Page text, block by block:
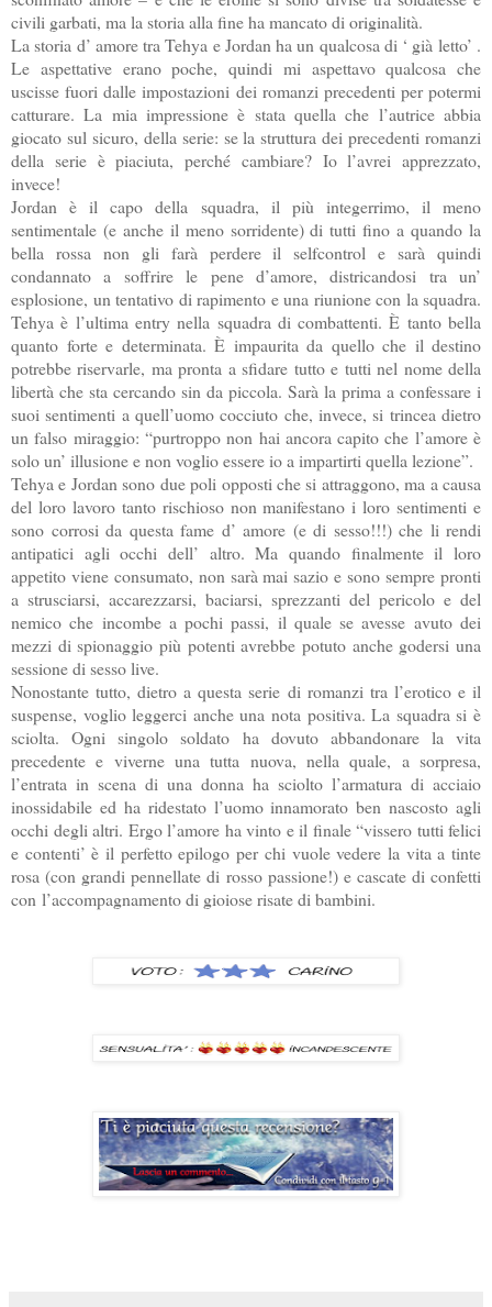
civili garbati, ma la storia alla fine ha mancato di originalità.
La storia d’ amore tra Tehya e Jordan ha un qualcosa di ‘ già letto’ .
Le aspettative erano poche, quindi mi aspettavo qualcosa che
uscisse fuori dalle impostazioni dei romanzi precedenti per potermi
catturare. La mia impressione è stata quella che l’autrice abbia
giocato sul sicuro, della serie: se la struttura dei precedenti romanzi
della serie è piaciuta, perché cambiare? Io l’avrei apprezzato,
invece!
Jordan è il capo della squadra, il più integerrimo, il meno
sentimentale (e anche il meno sorridente) di tutti fino a quando la
bella rossa non gli farà perdere il selfcontrol e sarà quindi
condannato a soffrire le pene d’amore, districandosi tra un’
esplosione, un tentativo di rapimento e una riunione con la squadra.
Tehya è l’ultima entry nella squadra di combattenti. È tanto bella
quanto forte e determinata. È impaurita da quello che il destino
potrebbe riservarle, ma pronta a sfidare tutto e tutti nel nome della
libertà che sta cercando sin da piccola. Sarà la prima a confessare i
suoi sentimenti a quell’uomo cocciuto che, invece, si trincea dietro
un falso miraggio: “purtroppo non hai ancora capito che l’amore è
solo un’ illusione e non voglio essere io a impartirti quella lezione”.
Tehya e Jordan sono due poli opposti che si attraggono, ma a causa
del loro lavoro tanto rischioso non manifestano i loro sentimenti e
sono corrosi da questa fame d’ amore (e di sesso!!!) che li rendi
antipatici agli occhi dell’ altro. Ma quando finalmente il loro
appetito viene consumato, non sarà mai sazio e sono sempre pronti
a strusciarsi, accarezzarsi, baciarsi, sprezzanti del pericolo e del
nemico che incombe a pochi passi, il quale se avesse avuto dei
mezzi di spionaggio più potenti avrebbe potuto anche godersi una
sessione di sesso live.
Nonostante tutto, dietro a questa serie di romanzi tra l’erotico e il
suspense, voglio leggerci anche una nota positiva. La squadra si è
sciolta. Ogni singolo soldato ha dovuto abbandonare la vita
precedente e viverne una tutta nuova, nella quale, a sorpresa,
l’entrata in scena di una donna ha sciolto l’armatura di acciaio
inossidabile ed ha ridestato l’uomo innamorato ben nascosto agli
occhi degli altri. Ergo l’amore ha vinto e il finale “vissero tutti felici
e contenti’ è il perfetto epilogo per chi vuole vedere la vita a tinte
rosa (con grandi pennellate di rosso passione!) e cascate di confetti
con l’accompagnamento di gioiose risate di bambini.